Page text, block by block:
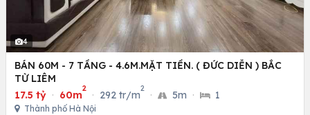
4
BÁN 60M - 7 TẦNG - 4.6M.MẶT TIỀN. ( ĐỨC DIỄN ) BẮC
TỪ LIÊM
17.5 tỷ · 60m
2
· 292 tr/m
2
· 5m · 1
Thành phố Hà Nội